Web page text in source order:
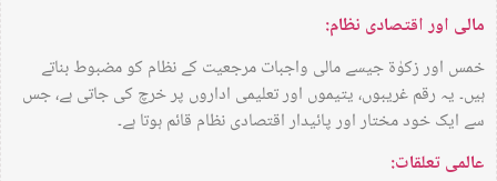
مالی اور اقتصادی نظام:
خمس اور زکوٰۃ جیسے مالی واجبات مرجعیت کے نظام کو مضبوط بناتے
ہیں۔ یہ رقم غریبوں، یتیموں اور تعلیمی اداروں پر خرچ کی جاتی ہے، جس
سے ایک خود مختار اور پائیدار اقتصادی نظام قائم ہوتا ہے۔
عالمی تعلقات: